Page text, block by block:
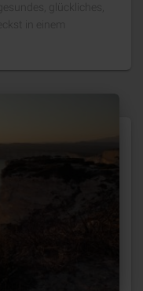
glückliches,
in einem